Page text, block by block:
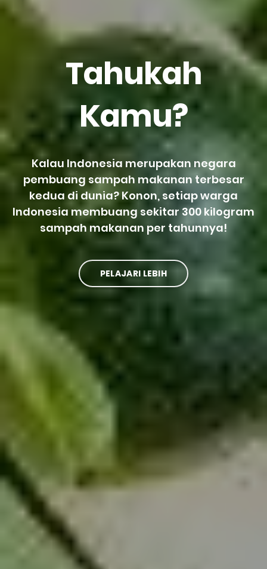
Tahukah
Kamu?
Kalau Indonesia merupakan negara
pembuang sampah makanan terbesar
kedua di dunia? Konon, setiap warga
Indonesia membuang sekitar 300 kilogram
sampah makanan per tahunnya!
PELAJARI LEBIH